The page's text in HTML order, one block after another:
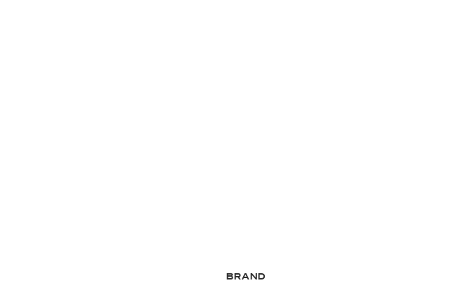
BRAND